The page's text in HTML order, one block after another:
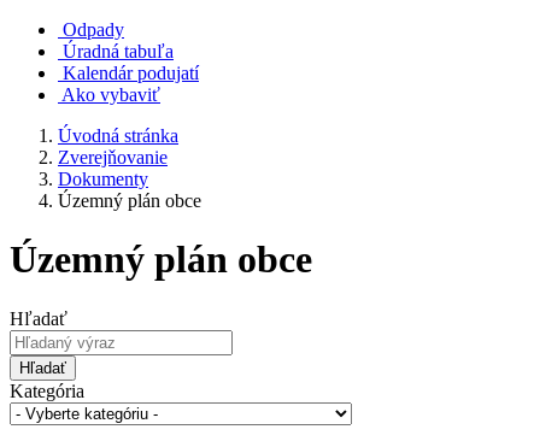
Odpady
Úradná tabuľa
Kalendár podujatí
Ako vybaviť
Úvodná stránka
Zverejňovanie
Dokumenty
Územný plán obce
Územný plán obce
Hľadať
Hľadať
Kategória